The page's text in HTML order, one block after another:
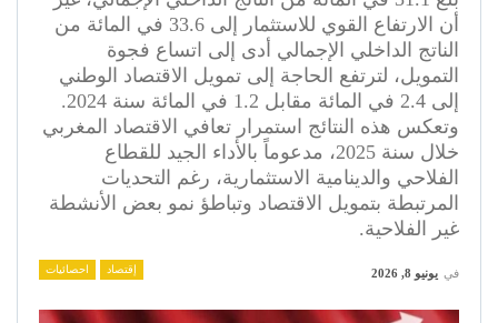
أن الارتفاع القوي للاستثمار إلى 33.6 في المائة من
الناتج الداخلي الإجمالي أدى إلى اتساع فجوة
التمويل، لترتفع الحاجة إلى تمويل الاقتصاد الوطني
إلى 2.4 في المائة مقابل 1.2 في المائة سنة 2024.
وتعكس هذه النتائج استمرار تعافي الاقتصاد المغربي
خلال سنة 2025، مدعوماً بالأداء الجيد للقطاع
الفلاحي والدينامية الاستثمارية، رغم التحديات
المرتبطة بتمويل الاقتصاد وتباطؤ نمو بعض الأنشطة
غير الفلاحية.
إقتصاد احصائيات في يونيو 8, 2026